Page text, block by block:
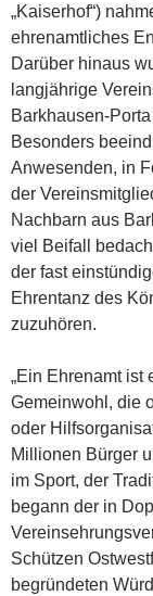
„Kaiserhof“)
ehrenamtliches
Darüber hinaus
langjährige
Barkhausen-
Besonders
Anwesenden, in
der
Nachbarn aus
viel Beifall
der fast
Ehrentanz des
zuzuhören.
„Ein Ehrenamt ist
Gemeinwohl, die
oder
Millionen Bürger
im Sport, der
begann der in
Schützen
begründeten